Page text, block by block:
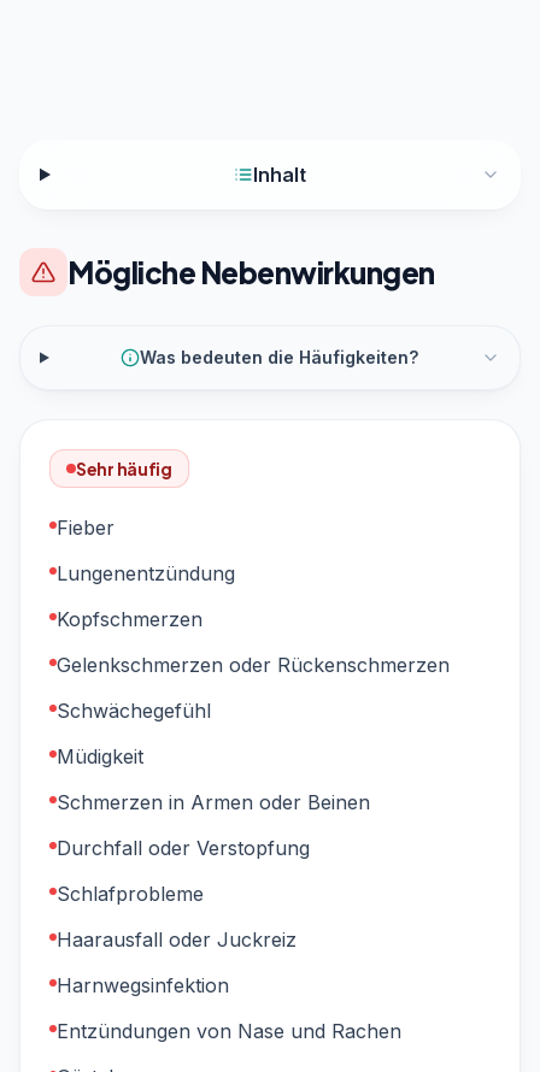
Inhalt
Mögliche Nebenwirkungen
Was bedeuten die Häufigkeiten?
Sehr häufig
Fieber
Lungenentzündung
Kopfschmerzen
Gelenkschmerzen oder Rückenschmerzen
Schwächegefühl
Müdigkeit
Schmerzen in Armen oder Beinen
Durchfall oder Verstopfung
Schlafprobleme
Haarausfall oder Juckreiz
Harnwegsinfektion
Entzündungen von Nase und Rachen